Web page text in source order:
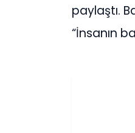
paylaştı.
“İnsanın